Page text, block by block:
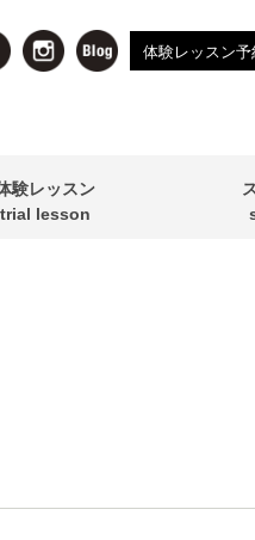
体験レッスン予
験レッスン
trial lesson